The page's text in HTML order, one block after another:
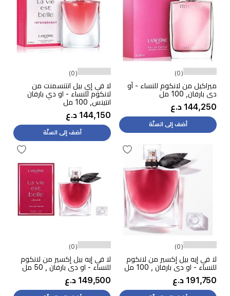
(0)
ميراكيل من لانكوم للنساء - أو
دي بارفان, 100 مل
144,250 د.ع
أضف إلى السلّة
(0)
لا في إي بيل انتنسمنت من
لانكوم للنساء - او دي بارفان
انتينس, 100 مل
144,150 د.ع
أضف إلى السلّة
(0)
لا في إيه بيل إكسير من لانكوم
للنساء - او دي بارفان , 100 مل
191,750 د.ع
(0)
لا في إيه بيل إكسير من لانكوم
للنساء - او دي بارفان , 50 مل
149,500 د.ع